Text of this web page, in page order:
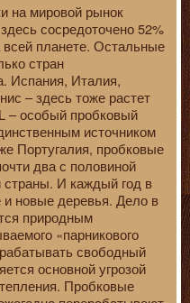
на мировой рынок
сосредоточено 52%
всей планете. Остальные
стран
Испания, Италия,
– здесь тоже растет
– особый пробковый
источником
Португалия, пробковые
два с половиной
страны. И каждый год в
новые деревья. Дело в
природным
«парникового
свободный
основной угрозой
Пробковые